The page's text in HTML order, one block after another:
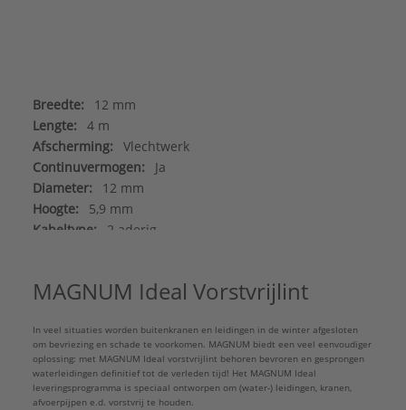
Breedte:
12 mm
Lengte:
4 m
Afscherming:
Vlechtwerk
Continuvermogen:
Ja
Diameter:
12 mm
Hoogte:
5,9 mm
Kabeltype:
2 aderig
Max. houdtemperatuur:
13 °C
Nom. spanning:
230 V
Oppervlaktebehandeling afscherming: Geen
Toepassing: Leidingverwarming
Verwarmingsvermogen: 10 W/m
MAGNUM Ideal Vorstvrijlint
In veel situaties worden buitenkranen en leidingen in de winter afgesloten
om bevriezing en schade te voorkomen. MAGNUM biedt een veel eenvoudiger
oplossing: met MAGNUM Ideal vorstvrijlint behoren bevroren en gesprongen
waterleidingen definitief tot de verleden tijd! Het MAGNUM Ideal
leveringsprogramma is speciaal ontworpen om (water-) leidingen, kranen,
afvoerpijpen e.d. vorstvrij te houden.